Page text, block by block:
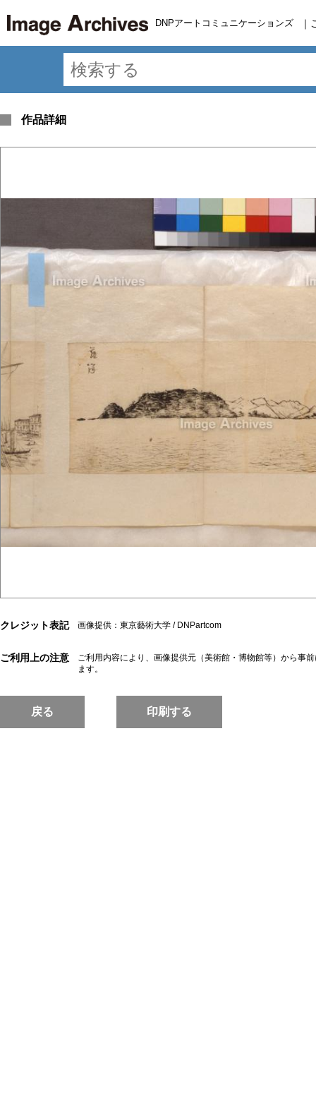
DNPアートコミュニケーションズ ｜
作品詳細
クレジット表記 画像提供：東京藝術大学 / DNPartcom
ご利用上の注意
ご利用内容により、画像提供元（美術館・博物館等）から事
ます。
戻る 印刷する